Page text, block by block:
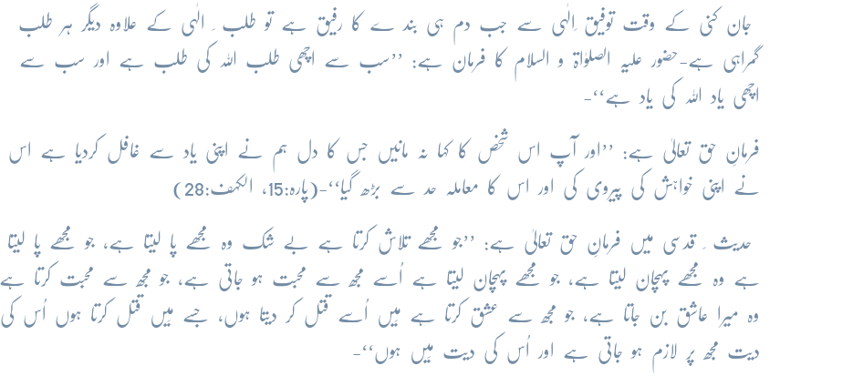
جان کنی کے وقت توفیق ِالٰہی سے جب دم ہی بند ے کا رفیق ہے تو طلب ِ الٰہی کے علاوہ دیگر ہر طلب
گمراہی ہے-حضور علیہ الصلوٰاۃ و السلام کا فرمان ہے: ’’سب سے اچھی طلب اللہ کی طلب ہے اور سب سے
اچھی یاد اللہ کی یاد ہے‘‘-
فرمانِ حق تعالیٰ ہے: ’’اور آپ اس شخص کا کہا نہ مانیں جس کا دل ہم نے اپنی یاد سے غافل کردیا ہے اس
نے اپنی خواہش کی پیروی کی اور اس کا معاملہ حد سے بڑھ گیا‘‘-(پارہ:15، الکہف:28)
حدیث ِ قدسی میں فرمانِ حق تعالیٰ ہے: ’’جو مجھے تلاش کرتا ہے بے شک وہ مجھے پا لیتا ہے، جو مجھے پا لیتا
ہے وہ مجھے پہچان لیتا ہے، جو مجھے پہچان لیتا ہے اُسے مجھ سے محبت ہو جاتی ہے، جو مجھ سے محبت کرتا ہے
وہ میرا عاشق بن جاتا ہے، جو مجھ سے عشق کرتا ہے مَیں اُسے قتل کر دیتا ہوں، جسے مَیں قتل کرتا ہوں اُس کی
دیت مجھ پر لازم ہو جاتی ہے اور اُس کی دیت مَیں ہوں‘‘-